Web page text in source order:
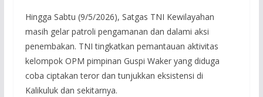
Hingga Sabtu (9/5/2026), Satgas TNI Kewilayahan
masih gelar patroli pengamanan dan dalami aksi
penembakan. TNI tingkatkan pemantauan aktivitas
kelompok OPM pimpinan Guspi Waker yang diduga
coba ciptakan teror dan tunjukkan eksistensi di
Kalikuluk dan sekitarnya.